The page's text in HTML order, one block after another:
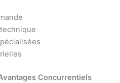
Concurrentiels